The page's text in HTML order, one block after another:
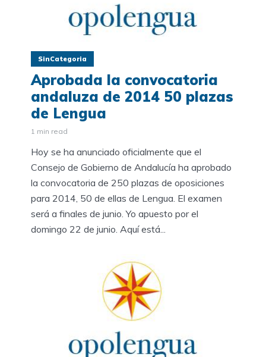
SinCategoria
Aprobada la convocatoria
andaluza de 2014 50 plazas
de Lengua
1 min read
Hoy se ha anunciado oficialmente que el
Consejo de Gobierno de Andalucía ha aprobado
la convocatoria de 250 plazas de oposiciones
para 2014, 50 de ellas de Lengua. El examen
será a finales de junio. Yo apuesto por el
domingo 22 de junio. Aquí está...